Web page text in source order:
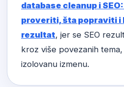
database cleanup i
proveriti, šta popraviti i
rezultat, jer se SEO
kroz više povezanih
izolovanu izmenu.